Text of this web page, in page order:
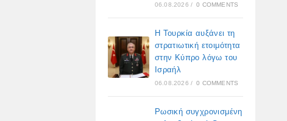
06.08.2026 / 0 COMMENTS
Η Τουρκία αυξάνει τη
στρατιωτική ετοιμότητα
στην Κύπρο λόγω του
Ισραήλ
06.08.2026 / 0 COMMENTS
Ρωσική συγχρονισμένη